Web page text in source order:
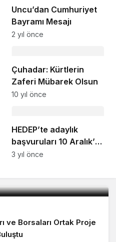
Uncu’dan Cumhuriyet
Bayramı Mesajı
2 yıl önce
Çuhadar: Kürtlerin
Zaferi Mübarek Olsun
10 yıl önce
HEDEP’te adaylık
başvuruları 10 Aralık’ta
sona erecek
3 yıl önce
1.817 Kombine
ve Borsaları Ortak Proje